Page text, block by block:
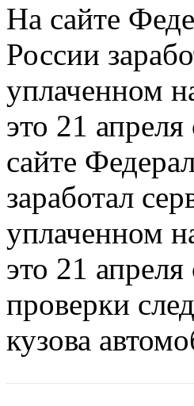
На сайте
России
уплаченном
это 21
сайте
заработал
уплаченном
это 21
проверки
кузова